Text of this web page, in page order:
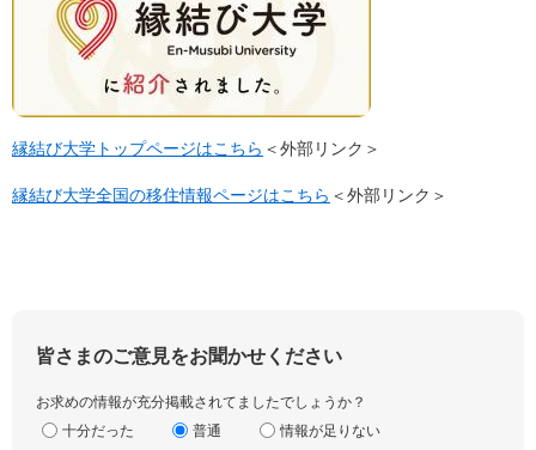
縁結び大学トップページはこちら ＜外部リンク＞
縁結び大学全国の移住情報ページはこちら ＜外部リンク＞
皆さまのご意見をお聞かせください
お求めの情報が充分掲載されてましたでしょうか？
十分だった
普通 情報が足りない